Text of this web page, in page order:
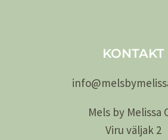
KONTAKT
info@melsby
Mels by Melissa
Viru väljak 2